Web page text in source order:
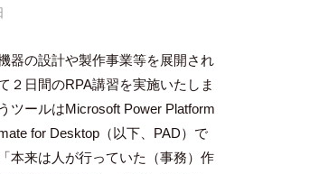
隅
田
智
尋
器の設計や製作事業等を展開され
２日間のRPA講習を実施いたしま
ツールはMicrosoft Power Platform
for Desktop（以下、PAD）で
本来は人が行っていた（事務）作